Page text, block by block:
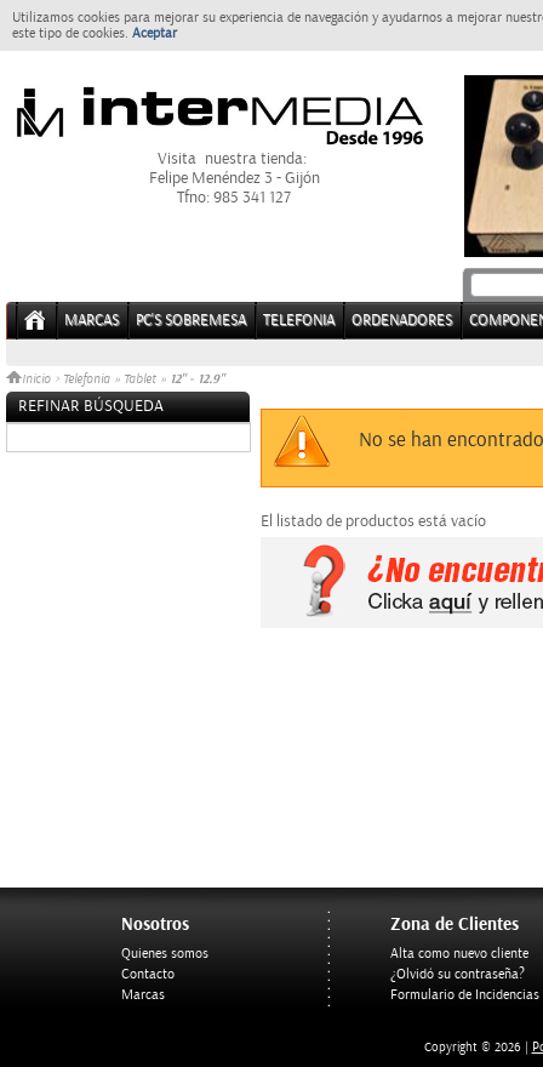
Utilizamos cookies para mejorar su experiencia de navegación y ayudarnos a mejorar
este tipo de cookies. Aceptar
Visita nuestra tienda:
Felipe Menéndez 3 - Gijón
Tfno: 985 341 127
MARCAS PC'S SOBREMESA TELEFONIA ORDENADORES
Inicio > Telefonia » Tablet » 12" - 12.9"
REFINAR BÚSQUEDA
No se han
El listado de productos está vacío
Nosotros
Quienes somos
Contacto
Marcas
Zona de Clientes
Alta como nuevo cliente
¿Olvidó su contraseña?
Formulario de Incidencias
Copyright © 2026 |